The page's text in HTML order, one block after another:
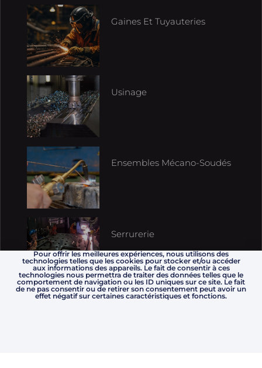
Gaines Et Tuyauteries
Usinage
Ensembles Mécano-Soudés
Serrurerie
Pour offrir les meilleures expériences, nous utilisons des
technologies telles que les cookies pour stocker et/ou accéder
aux informations des appareils. Le fait de consentir à ces
technologies nous permettra de traiter des données telles que le
comportement de navigation ou les ID uniques sur ce site. Le fait
de ne pas consentir ou de retirer son consentement peut avoir un
effet négatif sur certaines caractéristiques et fonctions.